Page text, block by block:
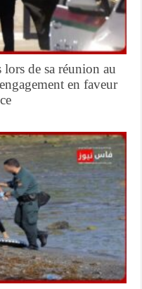
de sa réunion au
en faveur